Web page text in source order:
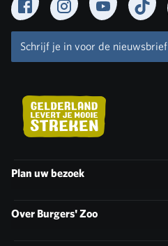
FacebookInstagramYouTubeTikTok
Schrijf je in voor de nieuwsbrief
Plan uw bezoek
Over Burgers' Zoo